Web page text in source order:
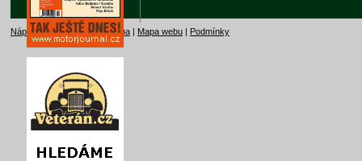
Nápověda |Kontakt |Reklama | Mapa webu | Podmínky